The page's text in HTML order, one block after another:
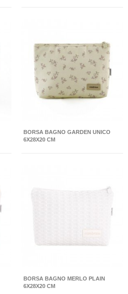
BORSA BAGNO GARDEN UNICO
6X28X20 CM
BORSA BAGNO MERLO PLAIN
6X28X20 CM